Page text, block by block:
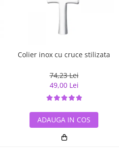
Colier inox cu cruce stilizata
74,23 Lei
49,00 Lei
ADAUGA IN COS